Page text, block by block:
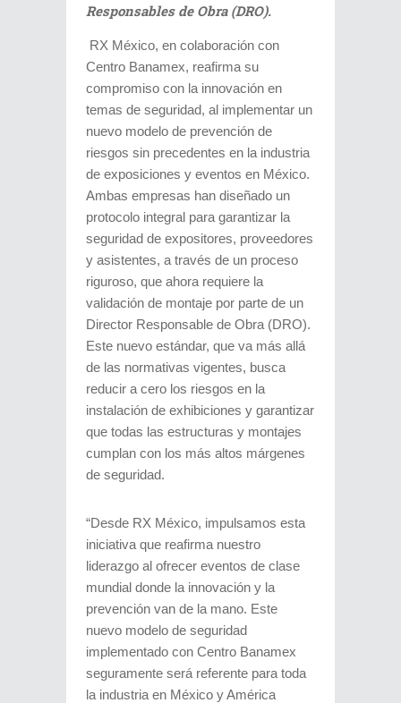
Responsables de Obra (DRO).
RX México, en colaboración con
Centro Banamex, reafirma su
compromiso con la innovación en
temas de seguridad, al implementar un
nuevo modelo de prevención de
riesgos sin precedentes en la industria
de exposiciones y eventos en México.
Ambas empresas han diseñado un
protocolo integral para garantizar la
seguridad de expositores, proveedores
y asistentes, a través de un proceso
riguroso, que ahora requiere la
validación de montaje por parte de un
Director Responsable de Obra (DRO).
Este nuevo estándar, que va más allá
de las normativas vigentes, busca
reducir a cero los riesgos en la
instalación de exhibiciones y garantizar
que todas las estructuras y montajes
cumplan con los más altos márgenes
de seguridad.
“Desde RX México, impulsamos esta
iniciativa que reafirma nuestro
liderazgo al ofrecer eventos de clase
mundial donde la innovación y la
prevención van de la mano. Este
nuevo modelo de seguridad
implementado con Centro Banamex
seguramente será referente para toda
la industria en México y América